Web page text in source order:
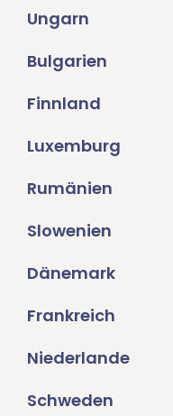
Ungarn
Bulgarien
Finnland
Luxemburg
Rumänien
Slowenien
Dänemark
Frankreich
Niederlande
Schweden